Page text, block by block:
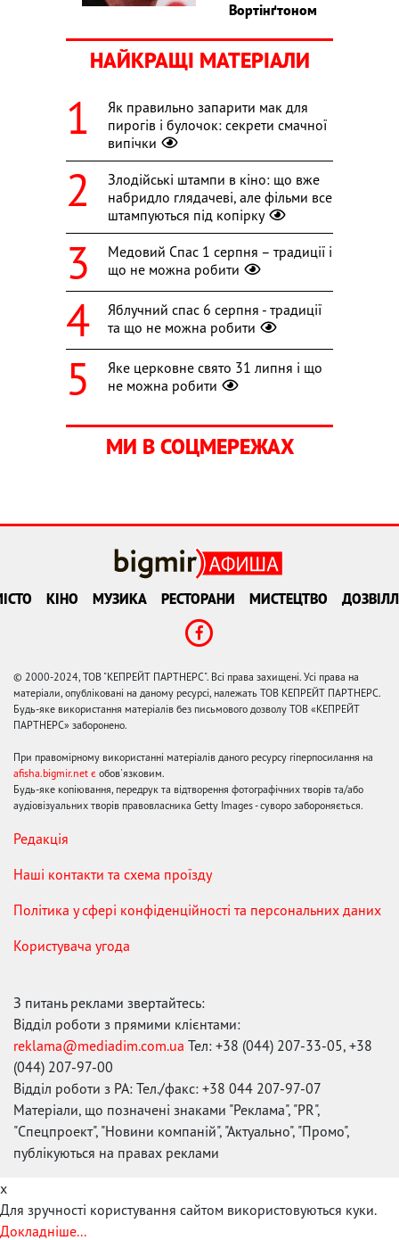
Вортінґтоном
НАЙКРАЩІ МАТЕРІАЛИ
Як правильно запарити мак для
пирогів і булочок: секрети смачної
випічки
Злодійські штампи в кіно: що вже
набридло глядачеві, але фільми все
штампуються під копірку
Медовий Спас 1 серпня – традиції і
що не можна робити
Яблучний спас 6 серпня - традиції
та що не можна робити
Яке церковне свято 31 липня і що
не можна робити
МИ В СОЦМЕРЕЖАХ
КІНО МУЗИКА РЕСТОРАНИ МИСТЕЦТВО
© 2000-2024, ТОВ "КЕПРЕЙТ ПАРТНЕРС". Всі права захищені. Усі права на
матеріали, опубліковані на даному ресурсі, належать ТОВ КЕПРЕЙТ ПАРТНЕРС.
Будь-яке використання матеріалів без письмового дозволу ТОВ «КЕПРЕЙТ
ПАРТНЕРС» заборонено.
При правомірному використанні матеріалів даного ресурсу гіперпосилання на
afisha.bigmir.net є обов'язковим.
Будь-яке копіювання, передрук та відтворення фотографічних творів та/або
аудіовізуальних творів правовласника Getty Images - суворо забороняється.
Редакція
Наші контакти та схема проїзду
Політика у сфері конфіденційності та персональних даних
Користувача угода
З питань реклами звертайтесь:
Відділ роботи з прямими клієнтами:
reklama@mediadim.com.ua Тел: +38 (044) 207-33-05, +38
(044) 207-97-00
Відділ роботи з РА: Тел./факс: +38 044 207-97-07
Матеріали, що позначені знаками "Реклама", "PR",
"Спецпроект", "Новини компаній", "Актуально", "Промо",
публікуються на правах реклами
x
Для зручності користування сайтом використовуються куки.
Докладніше...